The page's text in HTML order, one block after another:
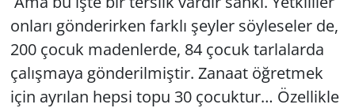
onları gönderirken farklı şeyler söyleseler de,
200 çocuk madenlerde, 84 çocuk tarlalarda
çalışmaya gönderilmiştir. Zanaat öğretmek
için ayrılan hepsi topu 30 çocuktur… Özellikle